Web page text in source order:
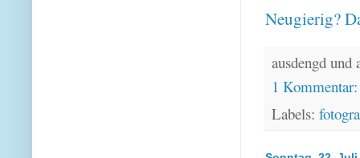
Neugierig?
ausdengd
1
Labels: